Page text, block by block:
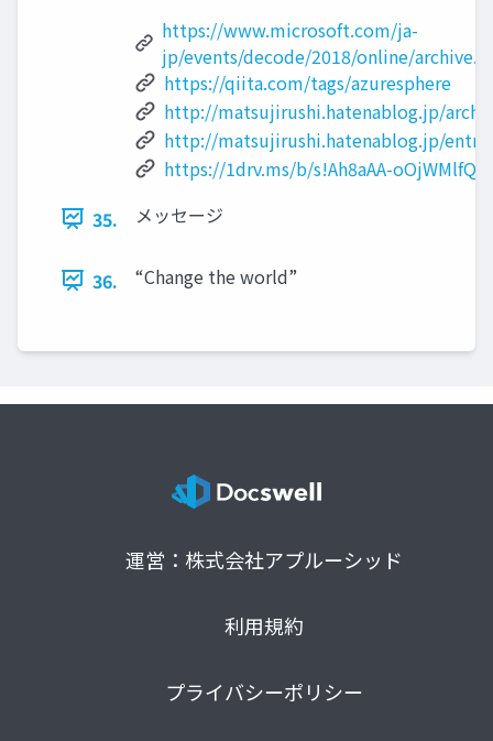
https://www.microsoft.com/ja-
jp/events/decode/2018/online/
https://qiita.com/tags/azuresphere
http://matsujirushi.hatenablog.jp/
http://matsujirushi.hatenablog.jp/
https://1drv.ms/b/s!Ah8aAA-
35.
メッセージ
36. “Change the world”
運営：株式会社アプルーシッド
利用規約
プライバシーポリシー